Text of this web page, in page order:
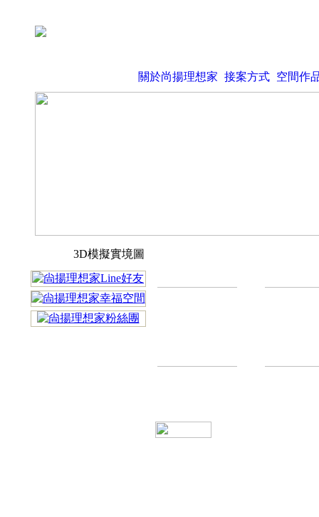
關於尚揚理想家 接案方式 空間作
3D模擬實境圖